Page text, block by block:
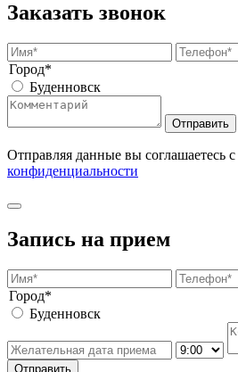
Заказать звонок
Город*
Буденновск
Отправить
Отправляя данные вы соглашаетесь с
конфиденциальности
Запись на прием
Город*
Буденновск
Отправить